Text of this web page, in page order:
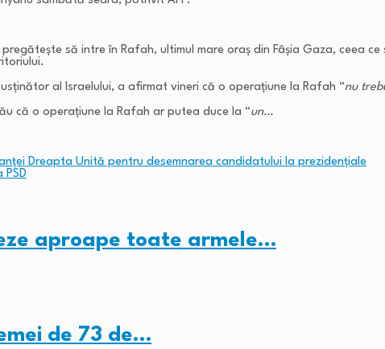
să intre în Rafah, ultimul mare oraş din Fâşia Gaza, ceea
al Israelului, a afirmat vineri că o operaţiune la Rafah “nu
că o operaţiune la Rafah ar putea duce la “un…
Dreapta Unită pentru desemnarea candidatului la prezidențiale
aproape toate armele…
de 73 de…